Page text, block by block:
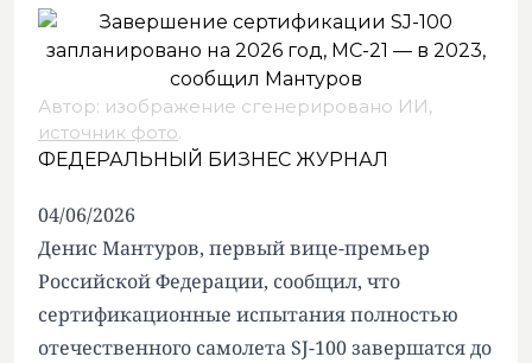
Автор: изображение сгенерировано ИИ,
источник фото.
ФЕДЕРАЛЬНЫЙ БИЗНЕС ЖУРНАЛ
04/06/2026
Денис Мантуров, первый вице-премьер
Российской Федерации, сообщил, что
сертификационные испытания полностью
отечественного самолета SJ-100 завершатся до